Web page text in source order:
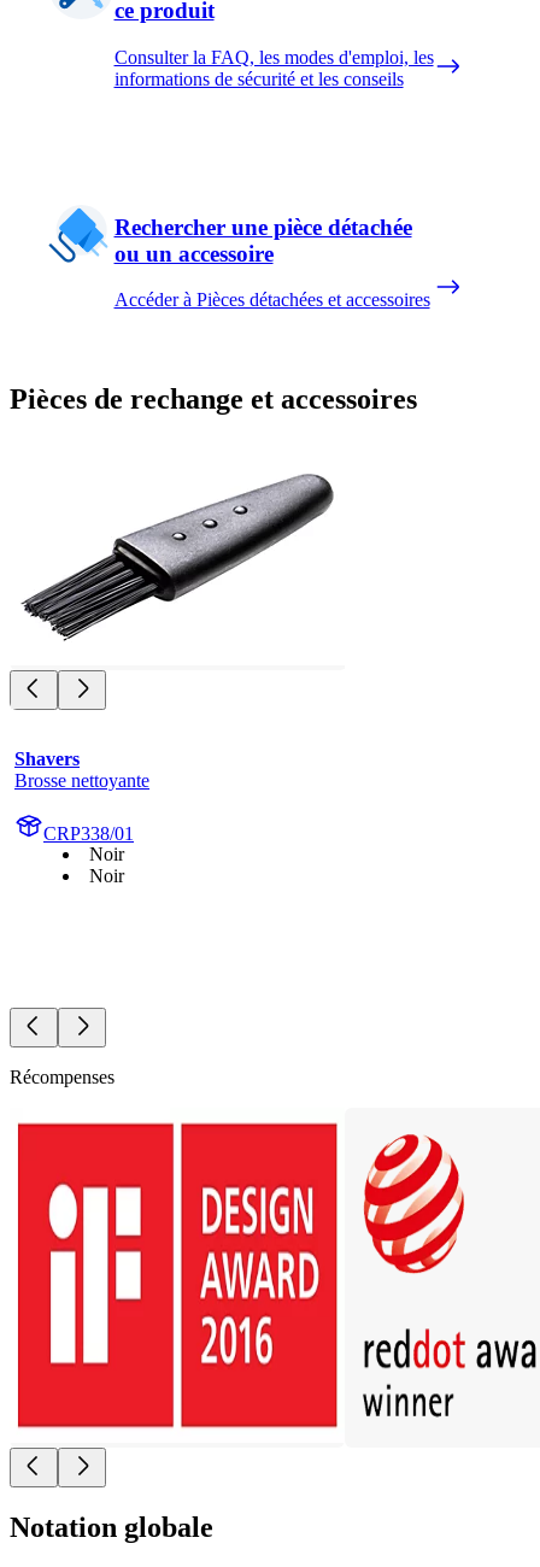
ce produit
Consulter la FAQ, les modes d'emploi, les
informations de sécurité et les conseils
Rechercher une pièce détachée
ou un accessoire
Accéder à Pièces détachées et accessoires
Pièces de rechange et accessoires
Shavers
Brosse nettoyante
CRP338/01
Noir
Noir
Récompenses
Notation globale